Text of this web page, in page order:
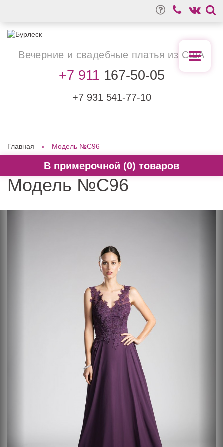
0
Вечерние и свадебные платья из США
+7 911 167-50-05
+7 931 541-77-10
Главная Модель №C96
Модель №C96